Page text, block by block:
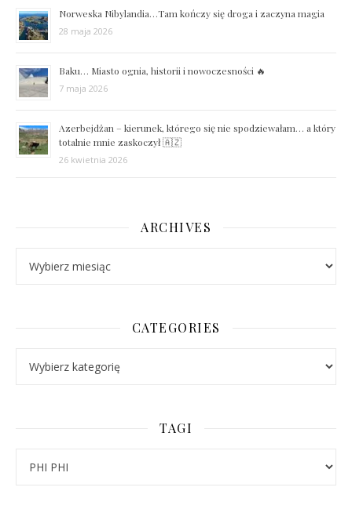
Norweska Nibylandia…Tam kończy się droga i zaczyna magia
28 maja 2026
Baku… Miasto ognia, historii i nowoczesności 🔥
7 maja 2026
Azerbejdżan – kierunek, którego się nie spodziewałam… a który
totalnie mnie zaskoczył 🇦🇿
26 kwietnia 2026
ARCHIVES
CATEGORIES
TAGI